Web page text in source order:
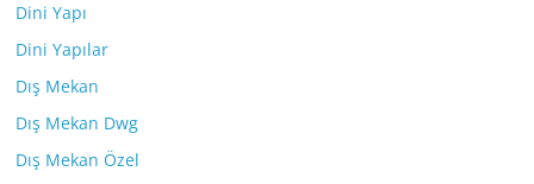
Dini Yapı
Dini Yapılar
Dış Mekan
Dış Mekan Dwg
Dış Mekan Özel